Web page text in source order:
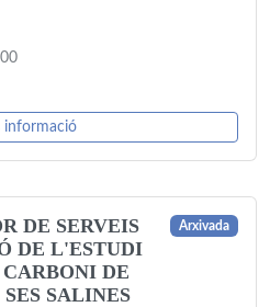
informació
DE SERVEIS
DE L'ESTUDI
DE
SALINES
Arxivada